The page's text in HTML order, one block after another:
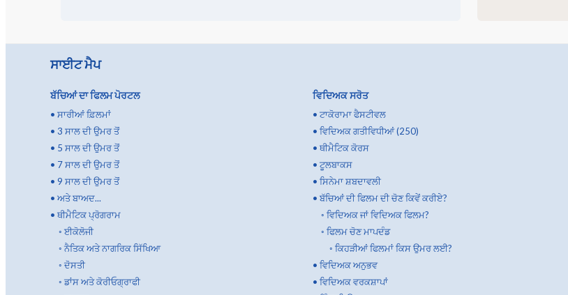
ਸਾਈਟ ਮੈਪ
ਬੱਚਿਆਂ ਦਾ ਫਿਲਮ ਪੋਰਟਲ
• ਸਾਰੀਆਂ ਫ਼ਿਲਮਾਂ
• 3 ਸਾਲ ਦੀ ਉਮਰ ਤੋਂ
• 5 ਸਾਲ ਦੀ ਉਮਰ ਤੋਂ
• 7 ਸਾਲ ਦੀ ਉਮਰ ਤੋਂ
• 9 ਸਾਲ ਦੀ ਉਮਰ ਤੋਂ
• ਅਤੇ ਬਾਅਦ...
• ਥੀਮੈਟਿਕ ਪ੍ਰੋਗਰਾਮ
◦ ਈਕੋਲੋਜੀ
◦ ਨੈਤਿਕ ਅਤੇ ਨਾਗਰਿਕ ਸਿੱਖਿਆ
◦ ਦੋਸਤੀ
◦ ਡਾਂਸ ਅਤੇ ਕੋਰੀਓਗ੍ਰਾਫੀ
ਵਿਦਿਅਕ ਸਰੋਤ
• ਟਾਕੋਰਾਮਾ ਫੈਸਟੀਵਲ
• ਵਿਦਿਅਕ ਗਤੀਵਿਧੀਆਂ (250)
• ਥੀਮੈਟਿਕ ਕੋਰਸ
• ਟੂਲਬਾਕਸ
• ਸਿਨੇਮਾ ਸ਼ਬਦਾਵਲੀ
• ਬੱਚਿਆਂ ਦੀ ਫਿਲਮ ਦੀ ਚੋਣ ਕਿਵੇਂ ਕਰੀਏ?
◦ ਵਿਦਿਅਕ ਜਾਂ ਵਿਦਿਅਕ ਫਿਲਮ?
◦ ਫਿਲਮ ਚੋਣ ਮਾਪਦੰਡ
◦ ਕਿਹੜੀਆਂ ਫਿਲਮਾਂ ਕਿਸ ਉਮਰ ਲਈ?
• ਵਿਦਿਅਕ ਅਨੁਭਵ
• ਵਿਦਿਅਕ ਵਰਕਸ਼ਾਪਾਂ